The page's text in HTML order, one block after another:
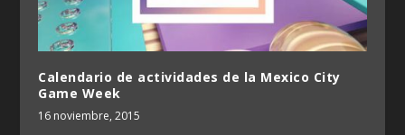
Calendario de actividades de la Mexico City
Game Week
16 noviembre, 2015